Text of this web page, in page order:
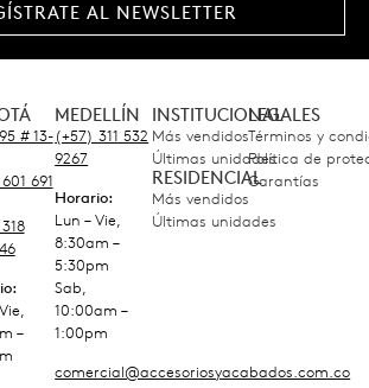
AL NEWSLETTER
# 13-
691
–
MEDELLÍN
(+57) 311 532
9267
Horario:
Lun – Vie,
8:30am –
5:30pm
Sab,
10:00am –
1:00pm
comercial@accesoriosyacabados.com.co
INSTITUCIONAL
Más vendidos
Últimas unidades
RESIDENCIAL
Más vendidos
Últimas unidades
LEGALES
Términos y
Política de
Garantías